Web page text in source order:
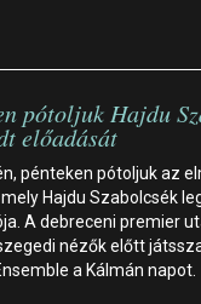
pótoljuk Hajdu
előadását
pénteken pótoljuk az
Hajdu Szabolcsék
A debreceni premier
nézők előtt
a Kálmán napot.